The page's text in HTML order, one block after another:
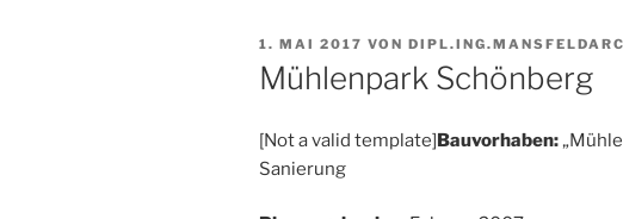
VERÖFFENTLICHT
AM
1. MAI 2017 VON
Mühlenpark Schönberg
[Not a valid template]Bauvorhaben:
Sanierung